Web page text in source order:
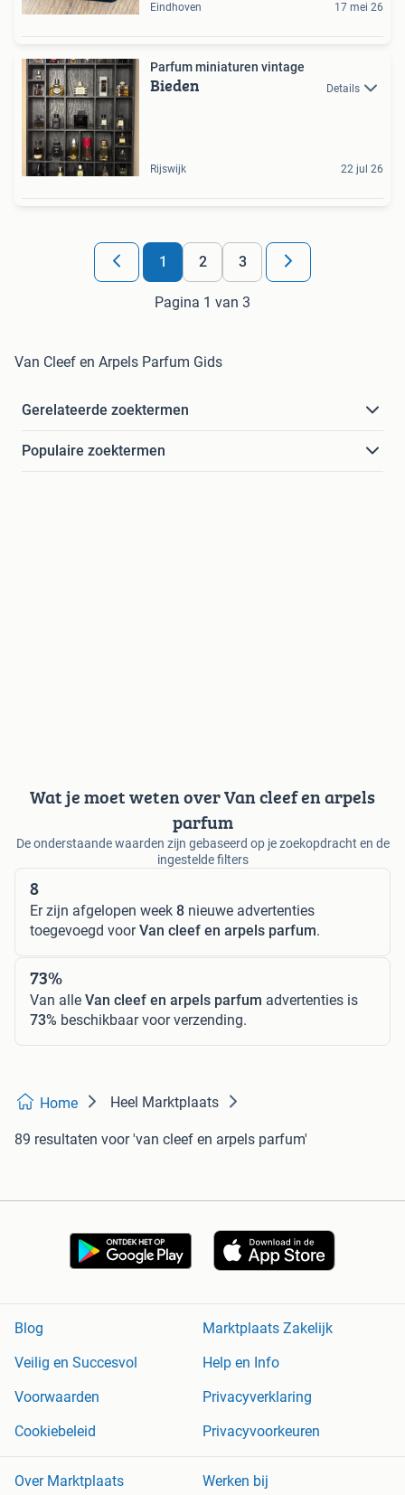
Eindhoven 17 mei 26
Parfum miniaturen vintage
Bieden Details
Rijswijk 22 jul 26
1 2 3
Pagina 1 van 3
Van Cleef en Arpels Parfum Gids
Gerelateerde zoektermen
Populaire zoektermen
Wat je moet weten over Van cleef en arpels
parfum
De onderstaande waarden zijn gebaseerd op je zoekopdracht en de
ingestelde filters
8
Er zijn afgelopen week 8 nieuwe advertenties
toegevoegd voorVan cleef en arpels parfum.
73%
Van alle Van cleef en arpels parfum advertenties is
73% beschikbaar voor verzending.
Home Heel Marktplaats
89 resultaten voor 'van cleef en arpels parfum'
Blog
Marktplaats Zakelijk
Veilig en Succesvol
Help en Info
Voorwaarden
Privacyverklaring
Cookiebeleid
Privacyvoorkeuren
Over Marktplaats Werken bij